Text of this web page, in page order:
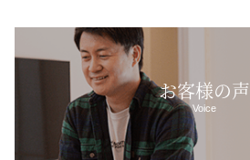
お客様の声
Voice